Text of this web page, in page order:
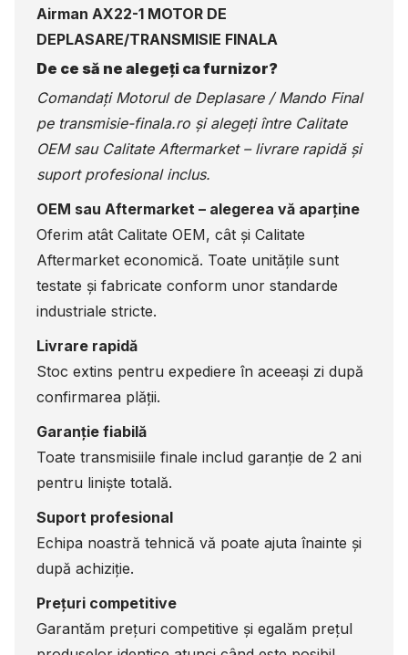
Airman AX22-1 MOTOR DE
DEPLASARE/TRANSMISIE FINALA
De ce să ne alegeți ca furnizor?
Comandați Motorul de Deplasare / Mando Final
pe transmisie-finala.ro și alegeți între Calitate
OEM sau Calitate Aftermarket – livrare rapidă și
suport profesional inclus.
OEM sau Aftermarket – alegerea vă aparține
Oferim atât Calitate OEM, cât și Calitate
Aftermarket economică. Toate unitățile sunt
testate și fabricate conform unor standarde
industriale stricte.
Livrare rapidă
Stoc extins pentru expediere în aceeași zi după
confirmarea plății.
Garanție fiabilă
Toate transmisiile finale includ garanție de 2 ani
pentru liniște totală.
Suport profesional
Echipa noastră tehnică vă poate ajuta înainte și
după achiziție.
Prețuri competitive
Garantăm prețuri competitive și egalăm prețul